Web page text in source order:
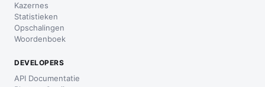
Kazernes
Statistieken
Opschalingen
Woordenboek
DEVELOPERS
API Documentatie